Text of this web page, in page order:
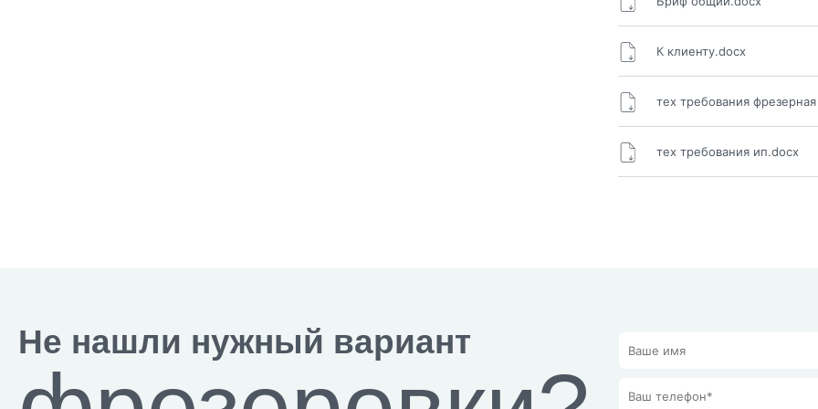
К клиенту.docx
тех требования
тех требования ип.docx
Не нашли нужный вариант